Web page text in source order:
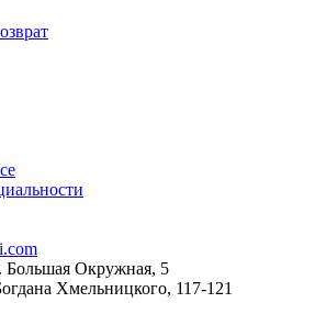
Большая Окружная, 5
Хмельницкого, 117-121